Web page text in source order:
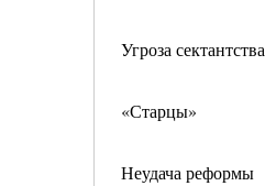
Угроза сектантства
«Старцы»
Неудача реформы